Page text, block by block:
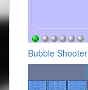
Bubble Shooter